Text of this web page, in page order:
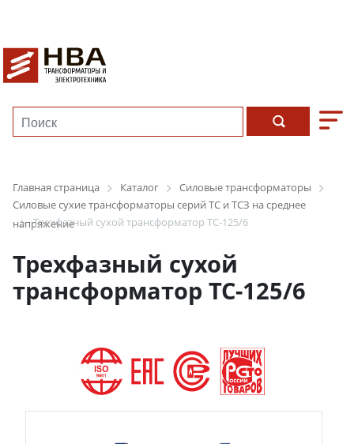
Главная страница Каталог
Силовые трансформаторы
Силовые сухие трансформаторы серий ТС и ТСЗ на среднее
напряжение
Трехфазный сухой трансформатор ТС-125/6
Трехфазный сухой
трансформатор ТС-125/6